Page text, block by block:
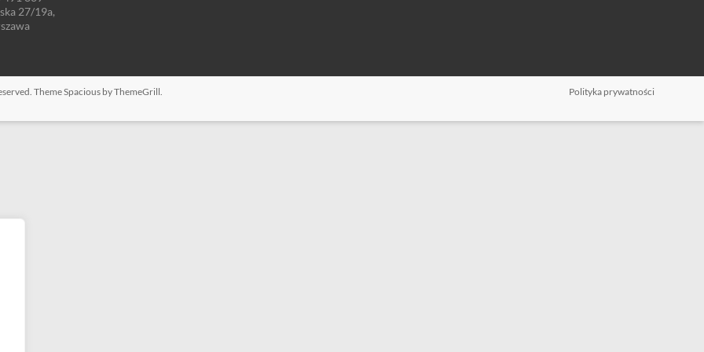
27/19a,
ThemeSpacious by ThemeGrill. Polityka prywatności